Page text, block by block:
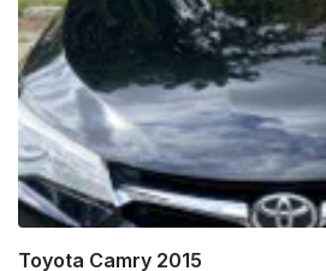
Toyota Camry 2015